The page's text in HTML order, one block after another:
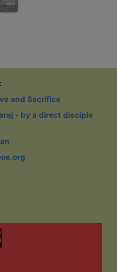
and Sacrifice
- by a direct disciple